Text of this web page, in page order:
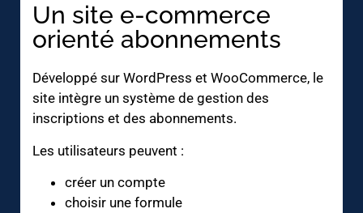
Un site e-commerce
orienté abonnements
Développé sur WordPress et WooCommerce, le
site intègre un système de gestion des
inscriptions et des abonnements.
Les utilisateurs peuvent :
créer un compte
choisir une formule